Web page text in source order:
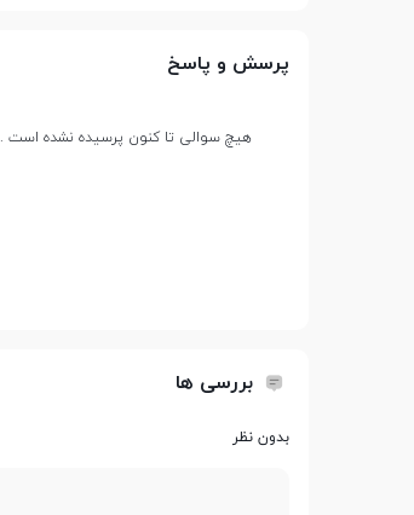
حافظه داخلی
پشتیبانی از کارت حافظه
پرسش و پاسخ
هیچ سوالی تا کنون پرسیده نشده است .
بررسی ها
بدون نظر